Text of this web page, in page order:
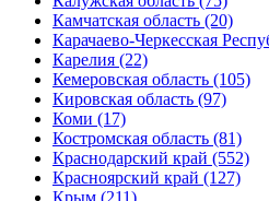
Камчатская область (20)
Карачаево-Черкесская
Карелия (22)
Кемеровская область (105)
Кировская область (97)
Коми (17)
Костромская область (81)
Краснодарский край (552)
Красноярский край (127)
Крым (211)